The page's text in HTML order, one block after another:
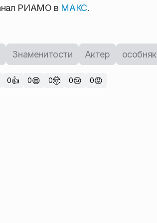
РИАМО в МАКС.
Знаменитости Актер особняк
0👍 0😄 0🤯 0😢 0😡